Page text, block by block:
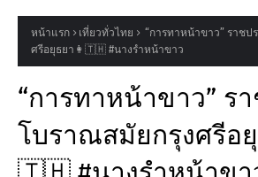
หน้าแรก เที่ยวทั่วไทย
“การทาหน้าขาว” ราชป
ศรีอยุธยา👩🇹🇭 #นางรำหน้าขาว
“การทาหน้าขาว” ร
โบราณสมัยกรุงศรีอยุ